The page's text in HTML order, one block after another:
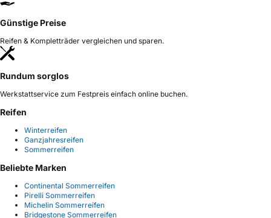
Günstige Preise
Reifen & Kompletträder vergleichen und sparen.
Rundum sorglos
Werkstattservice zum Festpreis einfach online buchen.
Reifen
Winterreifen
Ganzjahresreifen
Sommerreifen
Beliebte Marken
Continental Sommerreifen
Pirelli Sommerreifen
Michelin Sommerreifen
Bridgestone Sommerreifen